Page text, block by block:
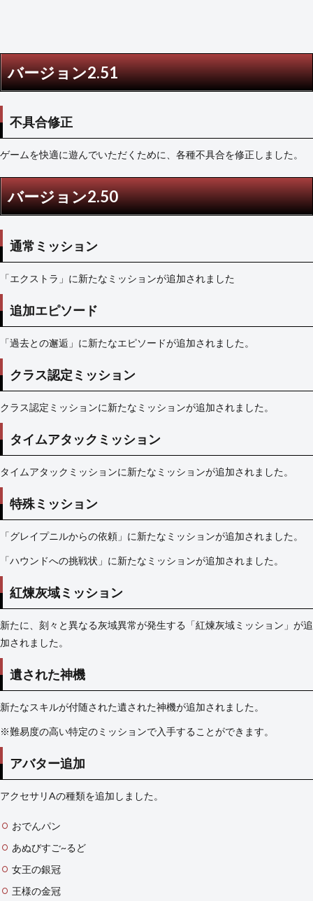
6
バー
ジョ
2.20
7
バー
ン
2.11
8
ジョ
ン
2.10
9
ジョ
ン
2.01
バー
2.00
11
バー
ン
12
バー
ジョ
1.40
バー
ジョ
ン
バー
ジョ
1.22
15
ジョ
ン
1.20
16
ジョ
ン
1.11
バー
バージョン2.51
不具合修正
ゲームを快適に遊んでいただくために、各種不具合を修正しました。
バージョン2.50
通常ミッション
「エクストラ」に新たなミッションが追加されました
追加エピソード
「過去との邂逅」に新たなエピソードが追加されました。
クラス認定ミッション
クラス認定ミッションに新たなミッションが追加されました。
タイムアタックミッション
タイムアタックミッションに新たなミッションが追加されました。
特殊ミッション
「グレイプニルからの依頼」に新たなミッションが追加されました。
「ハウンドへの挑戦状」に新たなミッションが追加されました。
紅煉灰域ミッション
新たに、刻々と異なる灰域異常が発生する「紅煉灰域ミッション」が追
加されました。
遺された神機
新たなスキルが付随された遺された神機が追加されました。
※難易度の高い特定のミッションで入手することができます。
アバター追加
アクセサリAの種類を追加しました。
おでんパン
あぬびすご~るど
女王の銀冠
王様の金冠